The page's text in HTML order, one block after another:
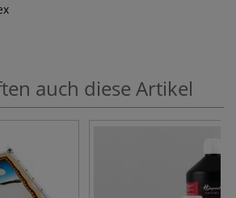
auch diese Artikel